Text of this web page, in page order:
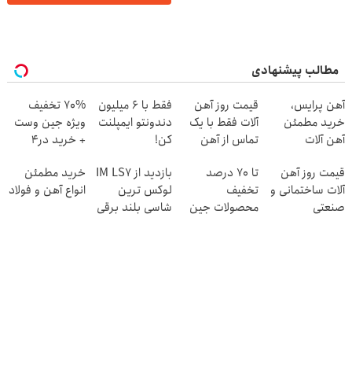
مطالب پیشنهادی
آهن پرایس،
خرید مطمئن
آهن آلات
قیمت روز آهن
آلات فقط با یک
تماس از آهن
فقط با 6 میلیون
دندونتو ایمپلنت
کن!
70% تخفیف
ویژه جین وست
+ خرید در4
قیمت روز آهن
آلات ساختمانی و
صنعتی
تا 70 درصد
تخفیف
محصولات جین
بازدید از IM LS7
لوکس ترین
شاسی بلند برقی
خرید مطمئن
انواع آهن و فولاد